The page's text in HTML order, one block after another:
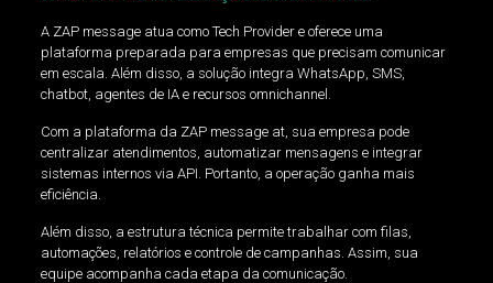
A ZAP message atua como Tech Provider e oferece uma
plataforma preparada para empresas que precisam comunicar
em escala. Além disso, a solução integra WhatsApp, SMS,
chatbot, agentes de IA e recursos omnichannel.
Com a plataforma da ZAP message at, sua empresa pode
centralizar atendimentos, automatizar mensagens e integrar
sistemas internos via API. Portanto, a operação ganha mais
eficiência.
Além disso, a estrutura técnica permite trabalhar com filas,
automações, relatórios e controle de campanhas. Assim, sua
equipe acompanha cada etapa da comunicação.